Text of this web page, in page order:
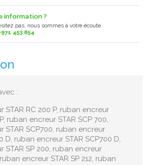
information ?
pas, nous sommes à votre écoute
453 854
:
STAR RC 200 P, ruban encreur
ruban encreur STAR SCP 700,
STAR SCP700, ruban encreur
D, ruban encreur STAR SCP700 D,
STAR SP 200, ruban encreur
encreur STAR SP 212, ruban